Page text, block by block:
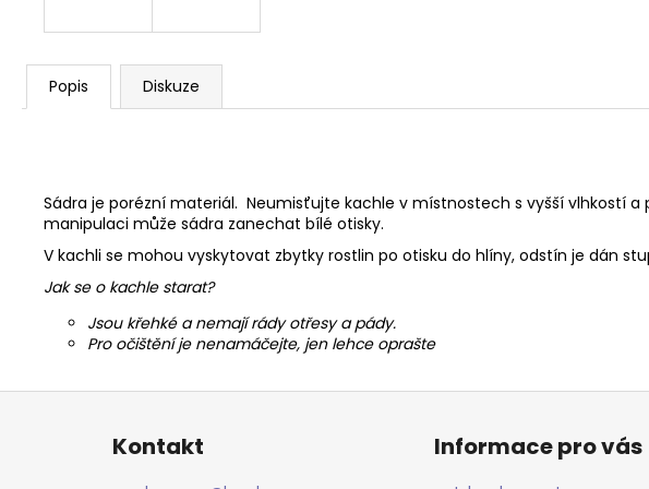
Popis Diskuze
Sádra je porézní materiál. Neumisťujte kachle v místnostech s vyšší vlhkostí
manipulaci může sádra zanechat bílé otisky.
V kachli se mohou vyskytovat zbytky rostlin po otisku do hlíny, odstín je dán
Jak se o kachle starat?
Jsou křehké a nemají rády otřesy a pády.
Pro očištění je nenamáčejte, jen lehce oprašte
Z
Kontakt Informace pro vás